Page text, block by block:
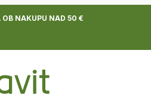
NAKUPU NAD 50 €